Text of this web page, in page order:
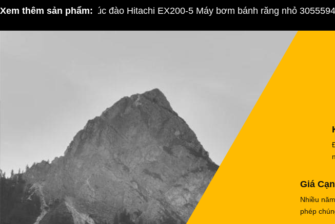
Xem thêm sản phẩm:Máy xúc đào Hitachi EX200-5 Máy bơm bánh răng nhỏ 3055594
Giá
Nhiều
phép